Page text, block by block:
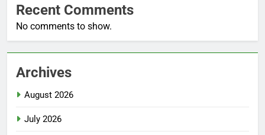
Recent Comments
No comments to show.
Archives
August 2026
July 2026